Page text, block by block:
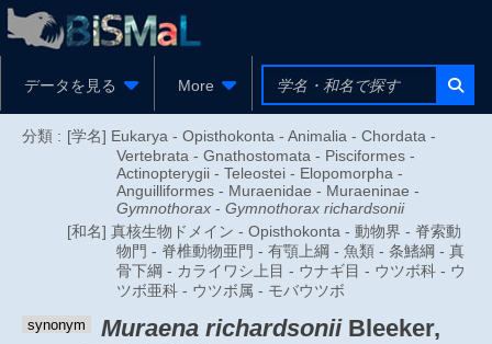
データを見る More
分類 : [学名] Eukarya - Opisthokonta - Animalia - Chordata -
Vertebrata - Gnathostomata - Pisciformes -
Actinopterygii - Teleostei - Elopomorpha -
Anguilliformes - Muraenidae - Muraeninae -
Gymnothorax - Gymnothorax richardsonii
[和名] 真核生物ドメイン - Opisthokonta - 動物界 - 脊索動
物門 - 脊椎動物亜門 - 有顎上綱 - 魚類 - 条鰭綱 - 真
骨下綱 - カライワシ上目 - ウナギ目 - ウツボ科 - ウ
ツボ亜科 - ウツボ属 - モバウツボ
synonym Muraena richardsoniiBleeker,